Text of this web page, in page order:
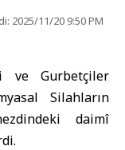
2025/11/20 9:50 PM
ve Gurbetçiler
Silahların
daimî